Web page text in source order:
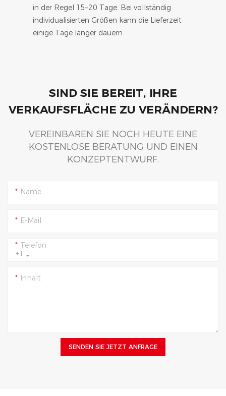
in der Regel 15–20 Tage. Bei vollständig
individualisierten Größen kann die Lieferzeit
einige Tage länger dauern.
SIND SIE BEREIT, IHRE
VERKAUFSFLÄCHE ZU VERÄNDERN?
VEREINBAREN SIE NOCH HEUTE EINE
KOSTENLOSE BERATUNG UND EINEN
KONZEPTENTWURF.
Name
E-Mail
+1
Telefon
Inhalt
SENDEN SIE JETZT ANFRAGE